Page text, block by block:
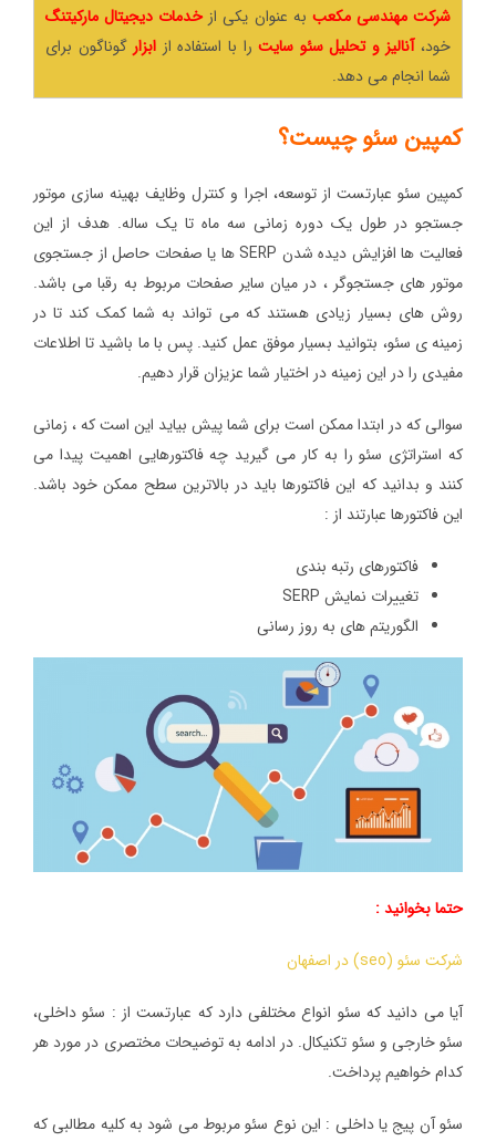
شرکت مهندسی مکعب به عنوان یکی از خدمات دیجیتال مارکیتنگ
خود، آنالیز و تحلیل سئو سایترا با استفاده از ابزار گوناگون برای
شما انجام می دهد.
کمپین سئو چیست؟
کمپین سئو عبارتست از توسعه، اجرا و کنترل وظایف بهینه سازی موتور
جستجو در طول یک دوره زمانی سه ماه تا یک ساله. هدف از این
فعالیت ها افزایش دیده شدن SERP ها یا صفحات حاصل از جستجوی
موتور های جستجوگر ، در میان سایر صفحات مربوط به رقبا می باشد.
روش های بسیار زیادی هستند که می تواند به شما کمک کند تا در
زمینه ی سئو، بتوانید بسیار موفق عمل کنید. پس با ما باشید تا اطلاعات
مفیدی را در این زمینه در اختیار شما عزیزان قرار دهیم.
سوالی که در ابتدا ممکن است برای شما پیش بیاید این است که ، زمانی
که استراتژی سئو را به کار می گیرید چه فاکتورهایی اهمیت پیدا می
کنند و بدانید که این فاکتورها باید در بالاترین سطح ممکن خود باشد.
این فاکتورها عبارتند از :
فاکتورهای رتبه بندی
تغییرات نمایش SERP
الگوریتم های به روز رسانی
حتما بخوانید :
شرکت سئو (seo) در اصفهان
آیا می دانید که سئو انواع مختلفی دارد که عبارتست از : سئو داخلی،
سئو خارجی و سئو تکنیکال. در ادامه به توضیحات مختصری در مورد هر
کدام خواهیم پرداخت.
سئو آن پیج یا داخلی : این نوع سئو مربوط می شود به کلیه مطالبی که